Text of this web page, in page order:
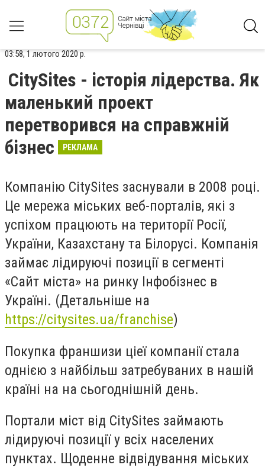
03:58, 1 лютого 2020 р.
CitySites - історія лідерства. Як
маленький проект
перетворився на справжній
бізнес
РЕКЛАМА
Компанію CitySites заснували в 2008 році.
Це мережа міських веб-порталів, які з
успіхом працюють на території Росії,
України, Казахстану та Білорусі. Компанія
займає лідируючі позиції в сегменті
«Сайт міста» на ринку Інфобізнес в
Україні. (Детальніше на
https://citysites.ua/franchise)
Покупка франшизи ціеї компанії стала
однією з найбільш затребуваних в нашій
країні на на сьогоднішній день.
Портали міст від CitySites займають
лідируючі позиції у всіх населених
пунктах. Щоденне відвідування міських